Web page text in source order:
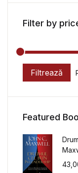
Filter by
Preț minim
Preț maxim
Filtrează
Featured